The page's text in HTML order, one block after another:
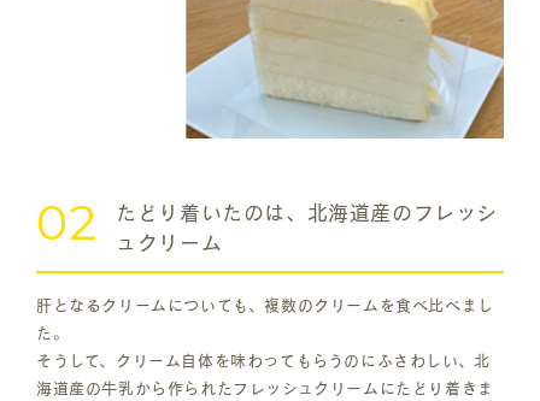
02
たどり着いたのは、北海道産のフレッシ
ュクリーム
肝となるクリームについても、複数のクリームを食べ比べまし
た。
そうして、クリーム自体を味わってもらうのにふさわしい、北
海道産の牛乳から作られたフレッシュクリームにたどり着きま